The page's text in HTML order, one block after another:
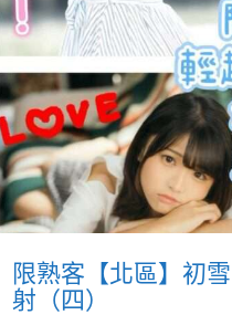
限熟客【北區】初雪
射（四）